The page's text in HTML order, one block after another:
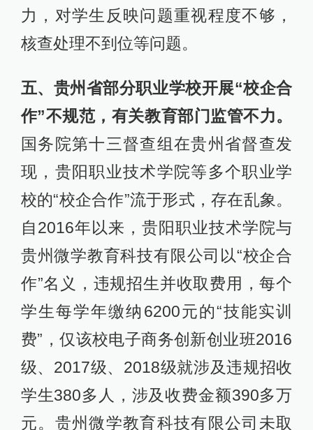
力，对学生反映问题重视程度不够，
核查处理不到位等问题。
五、贵州省部分职业学校开展“校企合
作”不规范，有关教育部门监管不力。
国务院第十三督查组在贵州省督查发
现，贵阳职业技术学院等多个职业学
校的“校企合作”流于形式，存在乱象。
自2016年以来，贵阳职业技术学院与
贵州微学教育科技有限公司以“校企合
作”名义，违规招生并收取费用，每个
学生每学年缴纳6200元的“技能实训
费”，仅该校电子商务创新创业班2016
级、2017级、2018级就涉及违规招收
学生380多人，涉及收费金额390多万
元。贵州微学教育科技有限公司未取